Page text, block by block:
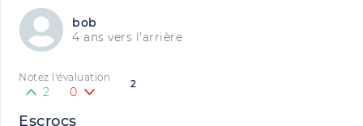
bob
4 ans vers l'arrière
2
Notez l'évaluation
2 0
Escrocs